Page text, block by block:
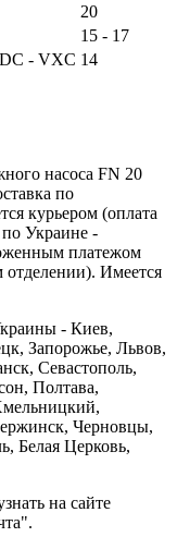
20
15 - 17
- VXC 14
насоса FN 20
по
курьером (оплата
Украине -
платежом
отделении). Имеется
- Киев,
Запорожье, Львов,
Севастополь,
Полтава,
Черновцы,
Белая Церковь,
на сайте